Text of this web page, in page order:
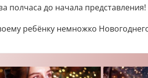
полчаса до начала представления!
ребёнку немножко